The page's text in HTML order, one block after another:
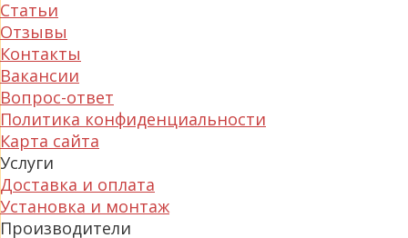
Статьи
Отзывы
Контакты
Вакансии
Вопрос-ответ
Политика конфиденциальности
Карта сайта
Услуги
Доставка и оплата
Установка и монтаж
Производители